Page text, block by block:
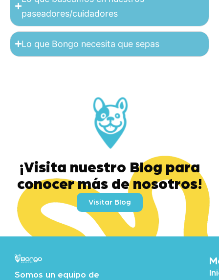
paseadores/cuidadores
Lo que Bongo necesita que sepas
¡Visita nuestro Blog para
conocer más de nosotros!
Visitar Blog
Somos un equipo de